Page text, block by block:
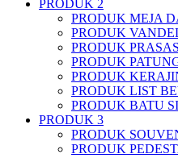
PRODUK 2
PRODUK MEJA
PRODUK
PRODUK
PRODUK
PRODUK
PRODUK LIST
PRODUK BATU
PRODUK 3
PRODUK
PRODUK